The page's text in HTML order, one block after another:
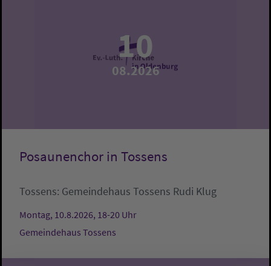
10
08.2026
Posaunenchor in Tossens
Tossens: Gemeindehaus Tossens Rudi Klug
Montag, 10.8.2026, 18-20 Uhr
Gemeindehaus Tossens